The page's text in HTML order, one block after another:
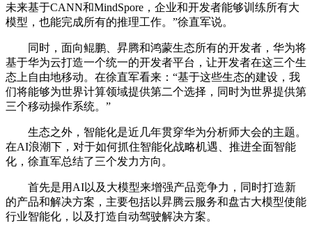
未来基于CANN和MindSpore，企业和开发者能够训练所有大
模型，也能完成所有的推理工作。”徐直军说。
同时，面向鲲鹏、昇腾和鸿蒙生态所有的开发者，华为将
基于华为云打造一个统一的开发者平台，让开发者在这三个生
态上自由地移动。在徐直军看来：“基于这些生态的建设，我
们将能够为世界计算领域提供第二个选择，同时为世界提供第
三个移动操作系统。”
生态之外，智能化是近几年贯穿华为分析师大会的主题。
在AI浪潮下，对于如何抓住智能化战略机遇、推进全面智能
化，徐直军总结了三个发力方向。
首先是用AI以及大模型来增强产品竞争力，同时打造新
的产品和解决方案，主要包括以昇腾云服务和盘古大模型使能
行业智能化，以及打造自动驾驶解决方案。